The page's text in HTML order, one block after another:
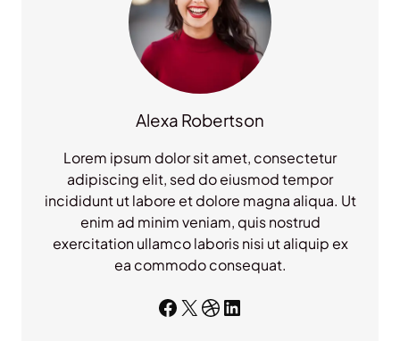
Alexa Robertson
Lorem ipsum dolor sit amet, consectetur
adipiscing elit, sed do eiusmod tempor
incididunt ut labore et dolore magna aliqua. Ut
enim ad minim veniam, quis nostrud
exercitation ullamco laboris nisi ut aliquip ex
ea commodo consequat.
Facebook X Dribbble LinkedIn